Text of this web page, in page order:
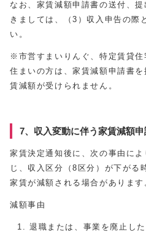
なお、家賃減額申請書の送付、
きましては、（3）収入申告の際
い。
※市営すまいりんぐ、特定賃貸
住まいの方は、家賃減額申請書
賃減額が受けられません。
7、収入変動に伴う家賃減額申
家賃決定通知後に、次の事由に
じ、収入区分（8区分）が下がる
家賃が減額される場合があります
減額事由
退職または、事業を廃止した